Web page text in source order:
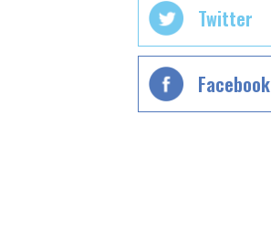
Twitter
Facebook